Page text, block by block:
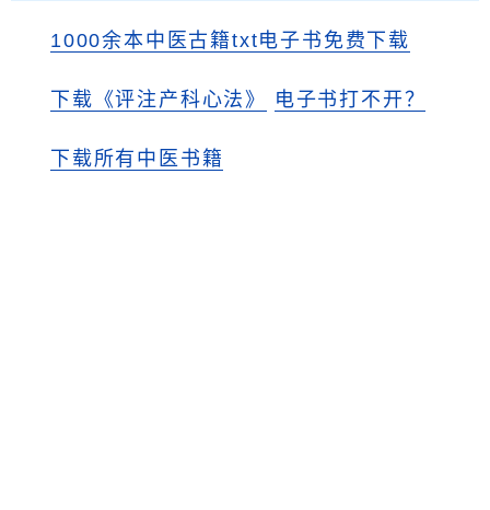
1000余本中医古籍txt电子书免费下载
下载《评注产科心法》 电子书打不开？
下载所有中医书籍